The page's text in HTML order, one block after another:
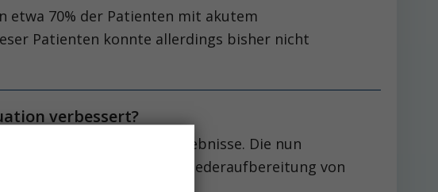
etwa 70% der Patienten mit akutem
Patienten konnte allerdings bisher nicht
verbessert?
sehr unterschiedliche Ergebnisse. Die nun
versucht anhand einer Wiederaufbereitung von